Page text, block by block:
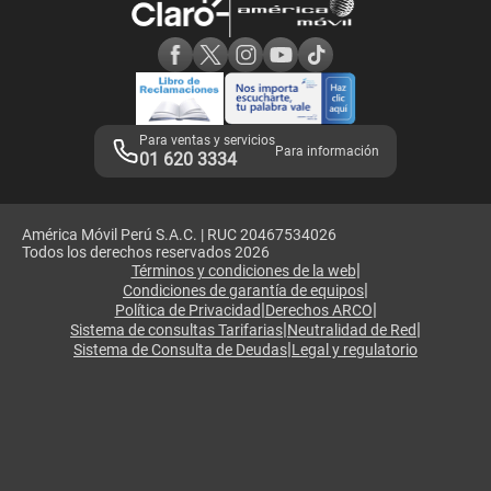
Adquirientes iPhone 6, 6S y SE
Mensaje de Seguridad
Términos y Condiciones de Tienda Claro
Libro de Reclamaciones
Legales de marketplace
Para ventas y servicios
01 620 3334 Para información
América Móvil Perú S.A.C. | RUC 20467534026
Todos los derechos reservados 2026
Términos y condiciones de la web|
Condiciones de garantía de equipos|
Política de Privacidad|Derechos ARCO|
Sistema de consultas Tarifarias|Neutralidad de Red|
Sistema de Consulta de Deudas|Legal y regulatorio